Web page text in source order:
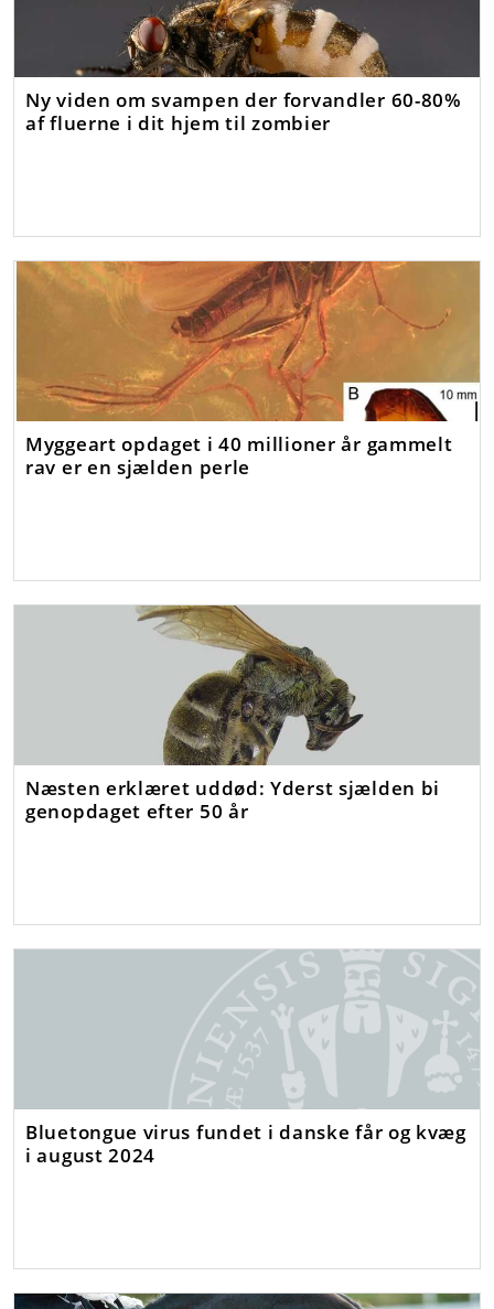
Ny viden om svampen der forvandler 60-80%
af fluerne i dit hjem til zombier
Myggeart opdaget i 40 millioner år gammelt
rav er en sjælden perle
Næsten erklæret uddød: Yderst sjælden bi
genopdaget efter 50 år
Bluetongue virus fundet i danske får og kvæg
i august 2024